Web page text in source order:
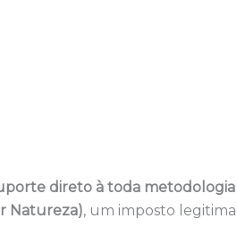
direto à toda
Natureza), um imposto